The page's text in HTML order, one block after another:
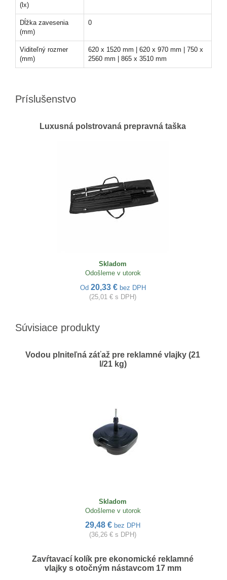
(lx)
Dĺžka zavesenia
(mm)
0
Viditeľný rozmer
(mm)
620 x 1520 mm | 620 x 970 mm | 750 x
2560 mm | 865 x 3510 mm
Príslušenstvo
Luxusná polstrovaná prepravná taška
Skladom
Odošleme v utorok
Od 20,33 € bez DPH
(25,01 € s DPH)
Súvisiace produkty
Vodou plniteľná záťaž pre reklamné vlajky (21
l/21 kg)
Skladom
Odošleme v utorok
29,48 € bez DPH
(36,26 € s DPH)
Zavŕtavací kolík pre ekonomické reklamné
vlajky s otočným nástavcom 17 mm